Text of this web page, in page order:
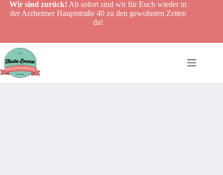
Zum
Inhalt
Wir sind zurück! Ab sofort sind wir für Euch wieder in
der Arzheimer Hauptstraße 40 zu den gewohnten Zeiten
da!